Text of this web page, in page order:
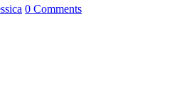
0 Comments